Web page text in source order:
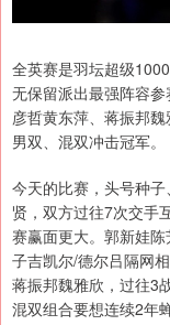
全英赛是羽坛超级
无保留派出最强阵容
彦哲黄东萍、蒋振邦魏
男双、混双冲击冠军。
今天的比赛，头号种
贤，双方过往7次交手
赛赢面更大。郭新娃
子吉凯尔/德尔吕隔网
蒋振邦魏雅欣，过往3
混双组合要想连续2年